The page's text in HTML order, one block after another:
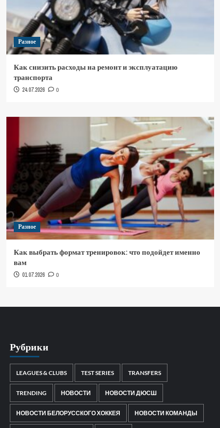
Разное
Как снизить расходы на ремонт и эксплуатацию
транспорта
24.07.2026 0
Разное
Как выбрать формат тренировок: что подойдет именно
вам
01.07.2026 0
Рубрики
LEAGUES & CLUBS TEST SERIES TRANSFERS
TRENDING НОВОСТИ НОВОСТИ ДЮСШ
НОВОСТИ БЕЛОРУССКОГО ХОККЕЯ НОВОСТИ КОМАНДЫ